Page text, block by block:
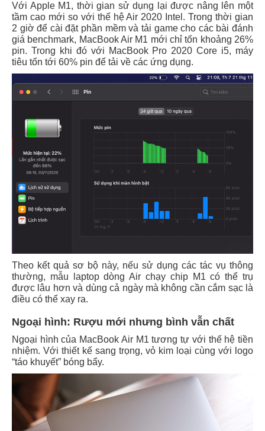
Với Apple M1, thời gian sử dụng lại được nâng lên một
tầm cao mới so với thế hệ Air 2020 Intel. Trong thời gian
2 giờ để cài đặt phần mềm và tải game cho các bài đánh
giá benchmark, MacBook Air M1 mới chỉ tốn khoảng 26%
pin. Trong khi đó với MacBook Pro 2020 Core i5, máy
tiêu tốn tới 60% pin để tải về các ứng dụng.
Theo kết quả sơ bộ này, nếu sử dụng các tác vụ thông
thường, mẫu laptop dòng Air chạy chip M1 có thể trụ
được lâu hơn và dùng cả ngày mà không cần cắm sạc là
điều có thể xay ra.
Ngoại hình: Rượu mới nhưng bình vẫn chất
Ngoại hình của MacBook Air M1 tương tự với thế hệ tiền
nhiệm. Với thiết kế sang trọng, vỏ kim loại cùng với logo
“táo khuyết” bóng bẩy.